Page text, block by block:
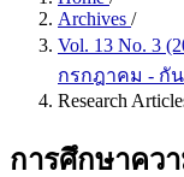
Archives /
Vol. 13 No. 3
กรกฎาคม - กัน
Research
การศึกษาคว